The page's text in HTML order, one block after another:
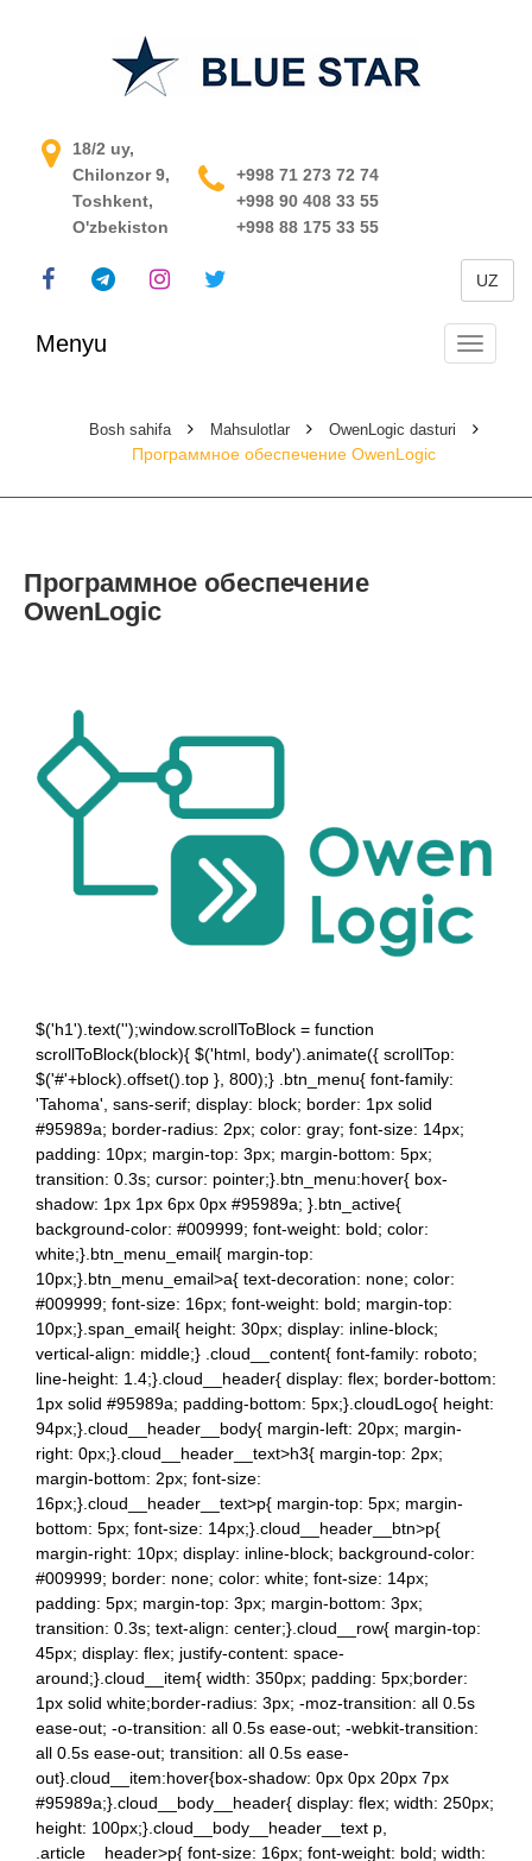
O'zbekistondagi jarayonni
boshqarish tizimi
18/2 uy,
Chilonzor 9,
Toshkent,
O'zbekiston
+998 71 273 72 74
+998 90 408 33 55
+998 88 175 33 55
UZ
Menyu
Bosh sahifa Mahsulotlar OwenLogic dasturi
Программное обеспечение OwenLogic
Программное обеспечение
OwenLogic
$('h1').text('');window.scrollToBlock = function
scrollToBlock(block){ $('html, body').animate({ scrollTop:
$('#'+block).offset().top }, 800);} .btn_menu{ font-family:
'Tahoma', sans-serif; display: block; border: 1px solid
#95989a; border-radius: 2px; color: gray; font-size: 14px;
padding: 10px; margin-top: 3px; margin-bottom: 5px;
transition: 0.3s; cursor: pointer;}.btn_menu:hover{ box-
shadow: 1px 1px 6px 0px #95989a; }.btn_active{
background-color: #009999; font-weight: bold; color:
white;}.btn_menu_email{ margin-top:
10px;}.btn_menu_email>a{ text-decoration: none; color:
#009999; font-size: 16px; font-weight: bold; margin-top:
10px;}.span_email{ height: 30px; display: inline-block;
vertical-align: middle;} .cloud__content{ font-family: roboto;
line-height: 1.4;}.cloud__header{ display: flex; border-bottom:
1px solid #95989a; padding-bottom: 5px;}.cloudLogo{ height:
94px;}.cloud__header__body{ margin-left: 20px; margin-
right: 0px;}.cloud__header__text>h3{ margin-top: 2px;
margin-bottom: 2px; font-size:
16px;}.cloud__header__text>p{ margin-top: 5px; margin-
bottom: 5px; font-size: 14px;}.cloud__header__btn>p{
margin-right: 10px; display: inline-block; background-color:
#009999; border: none; color: white; font-size: 14px;
padding: 5px; margin-top: 3px; margin-bottom: 3px;
transition: 0.3s; text-align: center;}.cloud__row{ margin-top:
45px; display: flex; justify-content: space-
around;}.cloud__item{ width: 350px; padding: 5px;border:
1px solid white;border-radius: 3px; -moz-transition: all 0.5s
ease-out; -o-transition: all 0.5s ease-out; -webkit-transition:
all 0.5s ease-out; transition: all 0.5s ease-
out}.cloud__item:hover{box-shadow: 0px 0px 20px 7px
#95989a;}.cloud__body__header{ display: flex; width: 250px;
height: 100px;}.cloud__body__header__text p,
.article__header>p{ font-size: 16px; font-weight: bold; width: